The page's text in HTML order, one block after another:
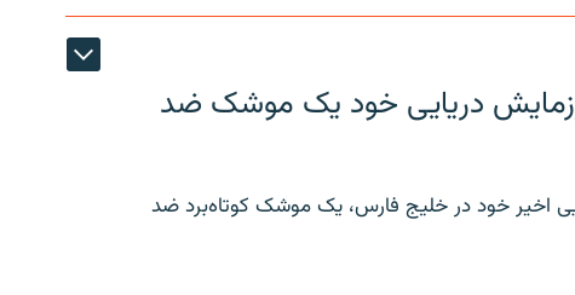
رزمایش دریایی خود یک موشک ضد
اخیر خود در خلیج فارس، یک موشک کوتاه‌برد ضد